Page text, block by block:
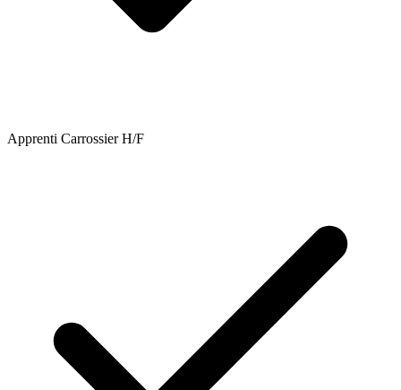
Apprenti Carrossier H/F